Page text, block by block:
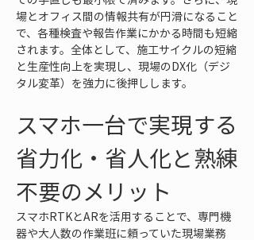
場とオフィス間の情報共有が円滑になること
で、各種検査や報告作業にかかる時間も短縮
されます。全体として、施工サイクルの短縮
と生産性向上を実現し、現場のDX化（デジ
タル変革）を強力に後押しします。
スマホ一台で実現する
省力化・省人化と熟練
不要のメリット
スマホRTKとARを活用することで、専門機
器や大人数の作業班に頼っていた現場業務